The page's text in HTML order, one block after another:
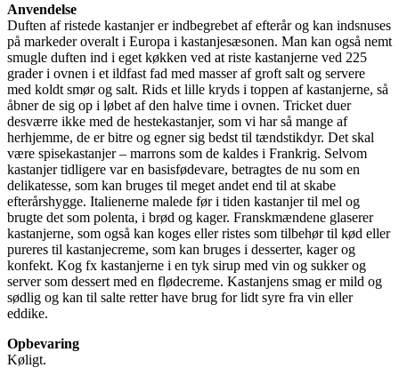
Anvendelse
Duften af ristede kastanjer er indbegrebet af efterår og kan indsnuses
på markeder overalt i Europa i kastanjesæsonen. Man kan også nemt
smugle duften ind i eget køkken ved at riste kastanjerne ved 225
grader i ovnen i et ildfast fad med masser af groft salt og servere
med koldt smør og salt. Rids et lille kryds i toppen af kastanjerne, så
åbner de sig op i løbet af den halve time i ovnen. Tricket duer
desværre ikke med de hestekastanjer, som vi har så mange af
herhjemme, de er bitre og egner sig bedst til tændstikdyr. Det skal
være spisekastanjer – marrons som de kaldes i Frankrig. Selvom
kastanjer tidligere var en basisfødevare, betragtes de nu som en
delikatesse, som kan bruges til meget andet end til at skabe
efterårshygge. Italienerne malede før i tiden kastanjer til mel og
brugte det som polenta, i brød og kager. Franskmændene glaserer
kastanjerne, som også kan koges eller ristes som tilbehør til kød eller
pureres til kastanjecreme, som kan bruges i desserter, kager og
konfekt. Kog fx kastanjerne i en tyk sirup med vin og sukker og
server som dessert med en flødecreme. Kastanjens smag er mild og
sødlig og kan til salte retter have brug for lidt syre fra vin eller
eddike.
Opbevaring
Køligt.